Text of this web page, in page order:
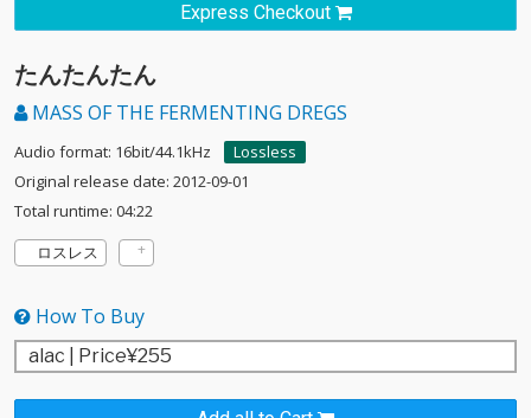
Express Checkout
たんたんたん
MASS OF THE FERMENTING DREGS
Audio format: 16bit/44.1kHz
Lossless
Original release date: 2012-09-01
Total runtime: 04:22
ロスレス
How To Buy